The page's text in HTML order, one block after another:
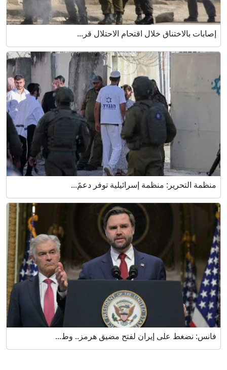
إصابات بالاختناق خلال اقتحام الاحتلال قر...
منظمة التحرير: منظمة إسرائيلية توفر دعمً...
فانس: نضغط على إيران لفتح مضيق هرمز.. وط...